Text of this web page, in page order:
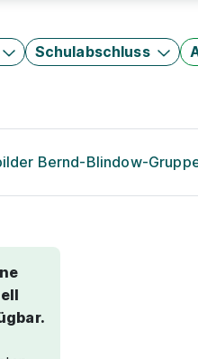
Schulabschluss
Bernd-Blindow-